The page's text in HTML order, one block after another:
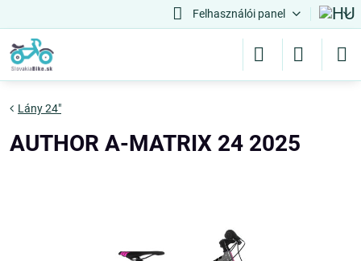
Felhasználói panel
Lány 24"
AUTHOR A-MATRIX 24 2025